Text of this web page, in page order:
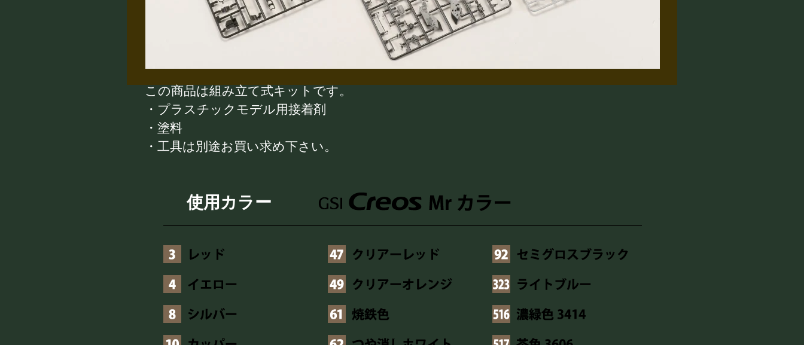
この商品は組み立て式キットです。
・プラスチックモデル用接着剤
・塗料
・工具は別途お買い求め下さい。
使用カラー